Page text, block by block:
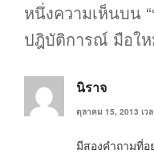
หนึ่งความเห็นบน
ปฎิบัติการณ์ มือให
นิราจ
ตุลาคม 15, 2013 เว
มีสองคำถามที่อ